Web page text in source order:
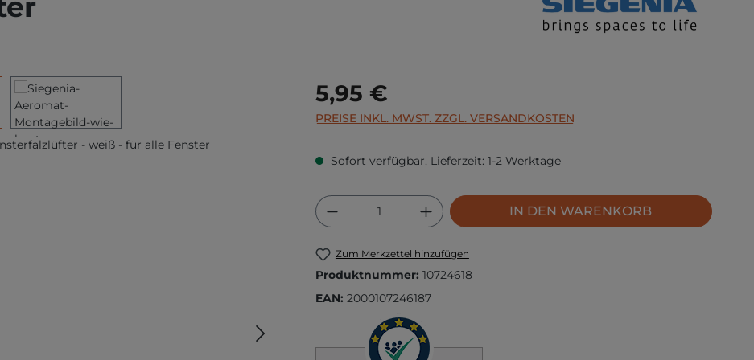
Regulärer Preis:
5,95 €
PREISE INKL. MWST. ZZGL. VERSANDKOSTEN
Sofort verfügbar, Lieferzeit: 1-2 Werktage
Produkt Anzahl: Gib den gewünschten Wert
IN DEN WARENKORB
Zum Merkzettel hinzufügen
Produktnummer: 10724618
EAN: 2000107246187